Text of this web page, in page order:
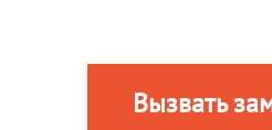
Вызвать